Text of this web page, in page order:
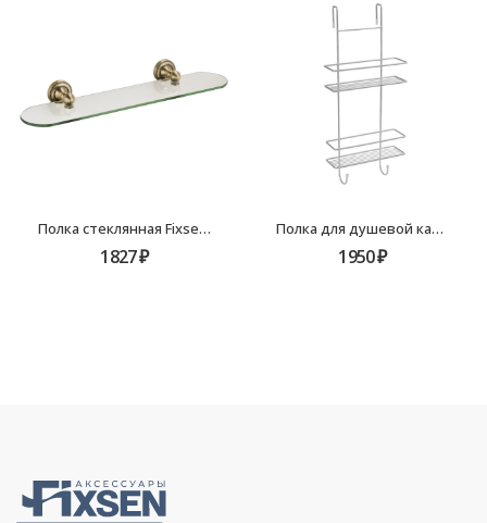
Полка стеклянная Fixsen Antik FX-61103
1827₽
Полка для душевой кабины двухэтажная хром Fixsen FX-740-2
1950₽